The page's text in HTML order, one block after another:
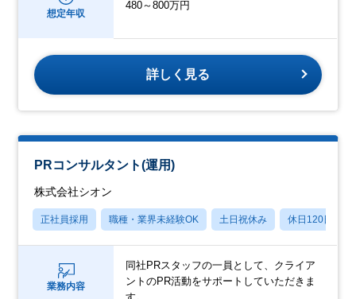
想定年収
480～800万円
詳しく見る
PRコンサルタント(運用)
株式会社シオン
正社員採用 職種・業界未経験OK 土日祝休み 休日120日以上
業務内容
同社PRスタッフの一員として、クライア
ントのPR活動をサポートしていただきま